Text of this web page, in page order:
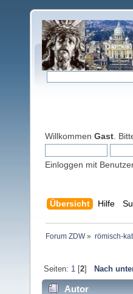
Willkommen Gast .
Einloggen mit
Übersicht Hilfe
Forum ZDW» römisch-
Seiten: 1[2] Nach
Autor